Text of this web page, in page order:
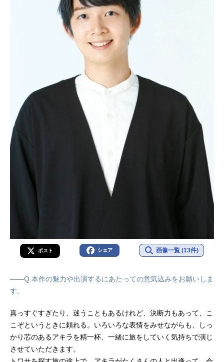
ポスト シェア 画像一覧 (13件)
――Q.本作の魅力や出演するにあたっての意気込みをお願いしま
す。
真っすぐすぎたり、迷うこともあるけれど、決断力もあって、こ
こぞというときに頼れる。いろいろな表情をみせながらも、しっ
かり芯のあるアキラを精一杯、一緒に旅をしていく気持ちで演じ
させていただきます。